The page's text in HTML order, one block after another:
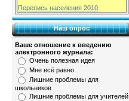
Перепись населения 2010
Наш опрос
Ваше отношение к введению
электронного журнала:
Очень полезная идея
Мне всё равно
Лишние проблемы для
школьников
Лишние проблемы для учителей